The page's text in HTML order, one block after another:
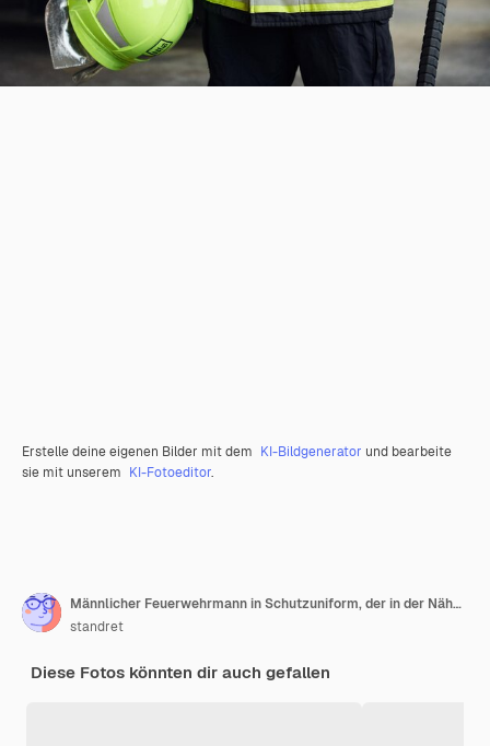
Erstelle deine eigenen Bilder mit dem KI-Bildgenerator und bearbeite
sie mit unserem KI-Fotoeditor.
Männlicher Feuerwehrmann in Schutzuniform, der in der Nähe eines Lastwagens steht
standret
Diese Fotos könnten dir auch gefallen